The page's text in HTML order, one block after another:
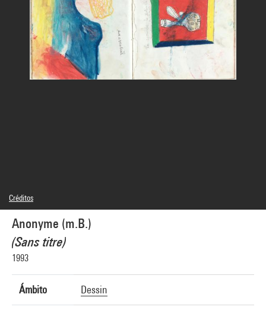
Anonyme (m.B.)
(Sans titre)
1993
Ámbito Dessin
Créditos
© droits réservés
Créditos fotográficos : Bertrand Prévost - Centre Pompidou, MNAM-CCI
Referencia de la imagen : 4N85243
Difusión de la imagen :